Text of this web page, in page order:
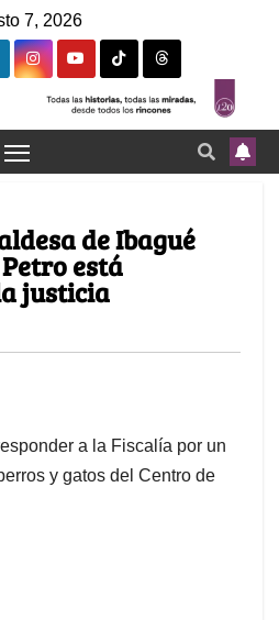
7, 2026
de Ibagué
está
justicia
a la Fiscalía por un
y gatos del Centro de